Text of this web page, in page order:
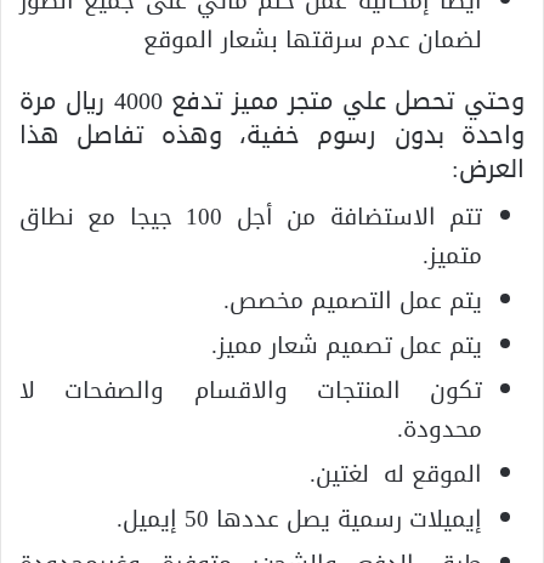
لضمان عدم سرقتها بشعار الموقع
وحتي تحصل علي متجر مميز تدفع 4000 ريال مرة
واحدة بدون رسوم خفية، وهذه تفاصل هذا
العرض:
تتم الاستضافة من أجل 100 جيجا مع نطاق
متميز.
يتم عمل التصميم مخصص.
يتم عمل تصميم شعار مميز.
تكون المنتجات والاقسام والصفحات لا
محدودة.
الموقع له لغتين.
إيميلات رسمية يصل عددها 50 إيميل.